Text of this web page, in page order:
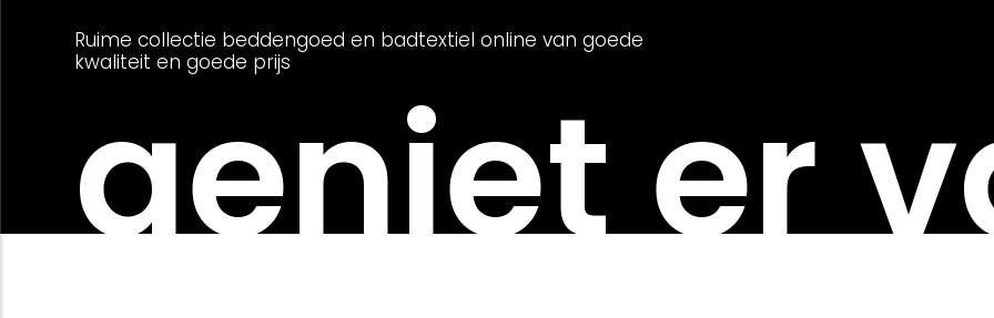
Ruime collectie beddengoed en badtextiel online van goede
kwaliteit en goede prijs
geniet er